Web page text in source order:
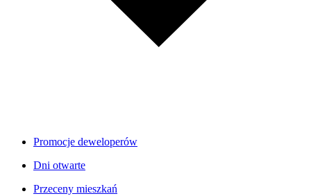
Promocje deweloperów
Dni otwarte
Przeceny mieszkań